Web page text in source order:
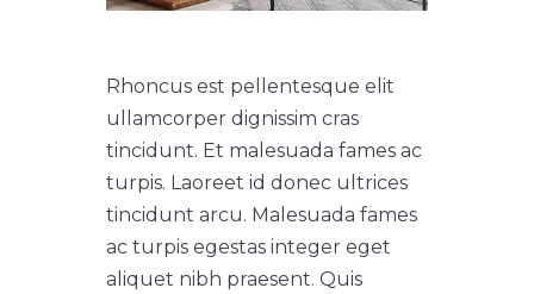
Rhoncus est pellentesque elit
ullamcorper dignissim cras
tincidunt. Et malesuada fames ac
turpis. Laoreet id donec ultrices
tincidunt arcu. Malesuada fames
ac turpis egestas integer eget
aliquet nibh praesent. Quis